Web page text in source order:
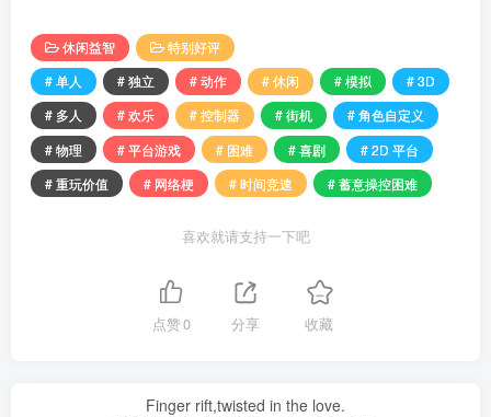
休闲益智
特别好评
# 单人
# 独立 # 动作 # 休闲 # 模拟
# 3D
# 多人
# 欢乐 # 控制器 # 街机
# 角色自定义
# 物理
# 平台游戏 # 困难 # 喜剧
# 2D 平台
# 重玩价值
# 网络梗 # 时间竞速 # 蓄意操控困难
喜欢就请支持一下吧
点赞0 分享 收藏
Finger rift,twisted in the love.